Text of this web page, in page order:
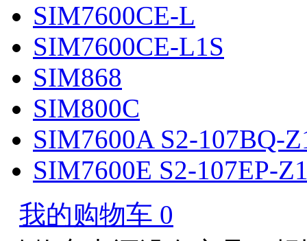
SIM7600CE-L
SIM7600CE-L1S
SIM868
SIM800C
SIM7600A S2-107BQ-
SIM7600E S2-107EP-
我的购物车 0